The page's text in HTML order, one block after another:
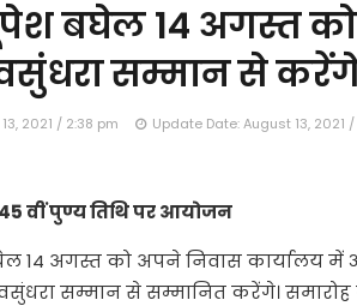
बघेल 14 अगस्त
सम्मान से
2021 / 2:38 pm Update Date: August 13, 2021
45 वीं पुण्य तिथि पर आयोजन
14 अगस्त को अपने निवास कार्यालय
सम्मान से सम्मानित करेंगे।